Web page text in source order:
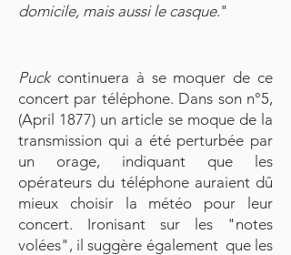
domicile, mais aussi le casque."
Puck continuera à se moquer de ce
concert par téléphone. Dans son n°5,
(April 1877) un article se moque de la
transmission qui a été perturbée par
un orage, indiquant que les
opérateurs du téléphone auraient dû
mieux choisir la météo pour leur
concert. Ironisant sur les "notes
volées", il suggère également que les